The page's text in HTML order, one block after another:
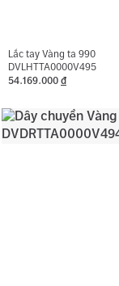
Lắc tay Vàng ta 990
DVLHTTA0000V495
54.169.000 đ